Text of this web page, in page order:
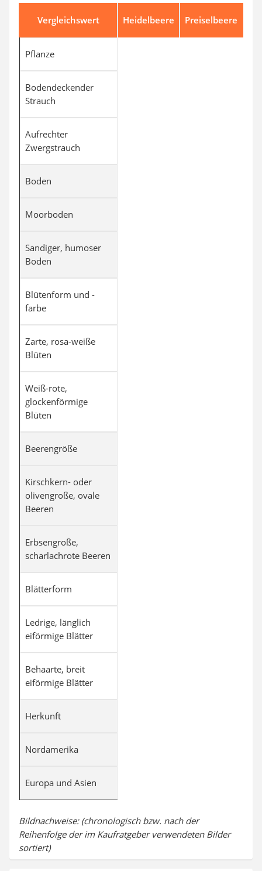
Vergleichswert Heidelbeere Preiselbeere
Pflanze
Bodendeckender
Strauch
Aufrechter
Zwergstrauch
Boden
Moorboden
Sandiger, humoser
Boden
Blütenform und -
farbe
Zarte, rosa-weiße
Blüten
Weiß-rote,
glockenförmige
Blüten
Beerengröße
Kirschkern- oder
olivengroße, ovale
Beeren
Erbsengroße,
scharlachrote Beeren
Blätterform
Ledrige, länglich
eiförmige Blätter
Behaarte, breit
eiförmige Blätter
Herkunft
Nordamerika
Europa und Asien
Bildnachweise: (chronologisch bzw. nach der
Reihenfolge der im Kaufratgeber verwendeten Bilder
sortiert)